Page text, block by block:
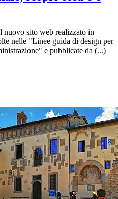
sito web realizzato in
nelle "Linee guida di design per
e pubblicate da (...)